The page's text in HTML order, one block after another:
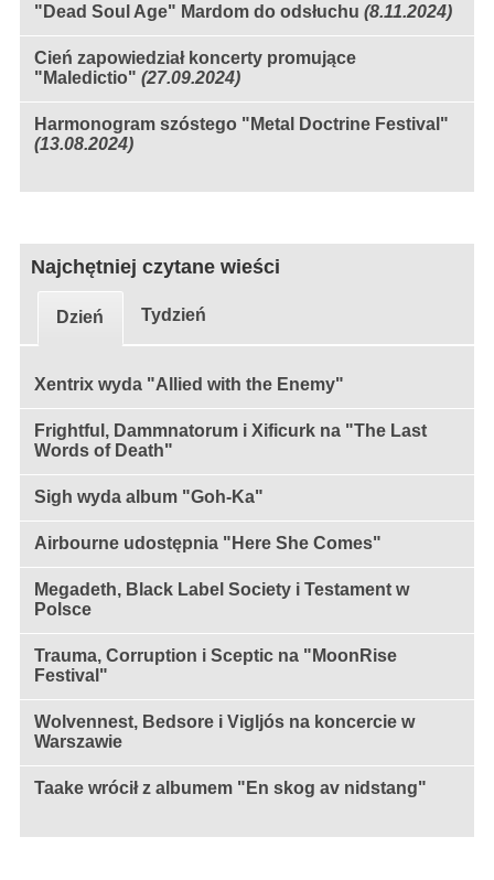
"Dead Soul Age" Mardom do odsłuchu (8.11.2024)
Cień zapowiedział koncerty promujące
"Maledictio" (27.09.2024)
Harmonogram szóstego "Metal Doctrine Festival"
(13.08.2024)
Najchętniej czytane wieści
Dzień Tydzień
Xentrix wyda "Allied with the Enemy"
Frightful, Dammnatorum i Xificurk na "The Last
Words of Death"
Sigh wyda album "Goh-Ka"
Airbourne udostępnia "Here She Comes"
Megadeth, Black Label Society i Testament w
Polsce
Trauma, Corruption i Sceptic na "MoonRise
Festival"
Wolvennest, Bedsore i Vigljós na koncercie w
Warszawie
Taake wrócił z albumem "En skog av nidstang"